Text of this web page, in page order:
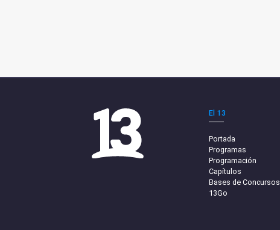
El 13
Portada
Programas
Programación
Capítulos
Bases de Concursos
13Go